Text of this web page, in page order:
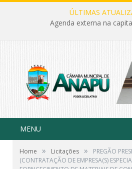
ÚLTIMAS
Agenda externa na
MENU
Home » Licitações »
PREGÃO
(CONTRATAÇÃO DE EMPRESA(S)